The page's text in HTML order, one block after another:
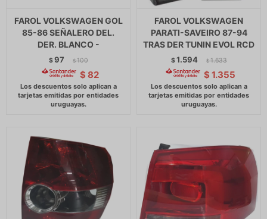
FAROL VOLKSWAGEN GOL
85-86 SEÑALERO DEL.
DER. BLANCO -
$97 $ 100
$ 82
FAROL VOLKSWAGEN
PARATI-SAVEIRO 87-94
TRAS DER TUNIN EVOL RCD
$1.594 $ 1.633
$ 1.355